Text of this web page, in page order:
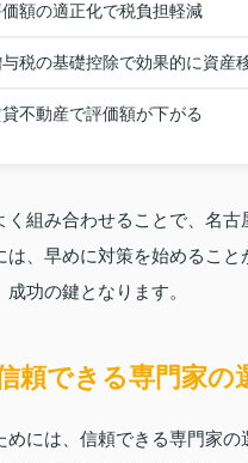
額の適正化で税負担軽減
与税の基礎控除で効果的に資産
不動産で評価額が下がる
く組み合わせることで、名
は、早めに対策を始めるこ
功の鍵となります。
頼できる専門家の
には、信頼できる専門家